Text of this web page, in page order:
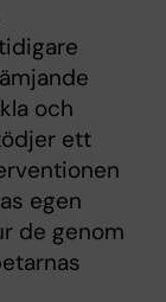
och
ett
egen
de genom